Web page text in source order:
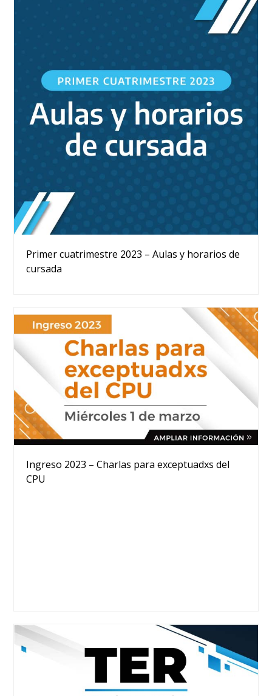
Primer cuatrimestre 2023 – Aulas y horarios de
cursada
Ingreso 2023 – Charlas para exceptuadxs del
CPU